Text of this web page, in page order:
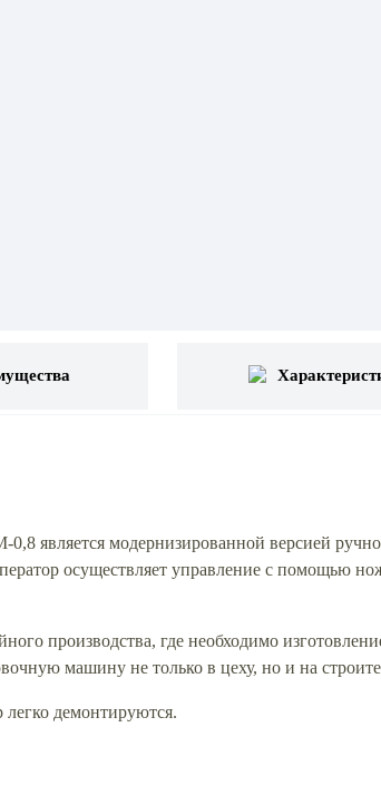
является модернизированной версией
осуществляет управление с помощью
производства, где необходимо
машину не только в цеху, но и на
демонтируются.